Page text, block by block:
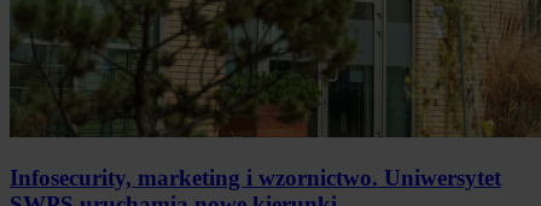
Infosecurity, marketing i wzornictwo. Uniwersytet